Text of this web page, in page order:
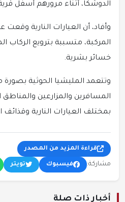
الدوشكا، أثناء مرورهم أسفل
وأفاد، أن العيارات النارية
المركبة، متسببة بترويع
خسائر بشرية.
وتتعمد المليشيا الحوثية
المسافرين والمزارعين والمناطق
بمختلف العيارات النارية وقذائف
قراءة المزيد من المصدر
مشاركة: فيسبوك تويتر
أخبار ذات صلة